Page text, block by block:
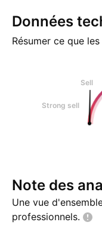
Données
Résumer ce que
Sell
Strong sell
Note des
Une vue
professionnels.